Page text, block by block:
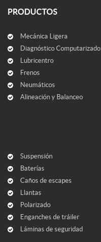
PRODUCTOS
Mecánica Ligera
Diagnóstico Computarizado
Lubricentro
Frenos
Neumáticos
Alineación y Balanceo
Suspensión
Baterías
Caños de escapes
Llantas
Polarizado
Enganches de tráiler
Láminas de seguridad